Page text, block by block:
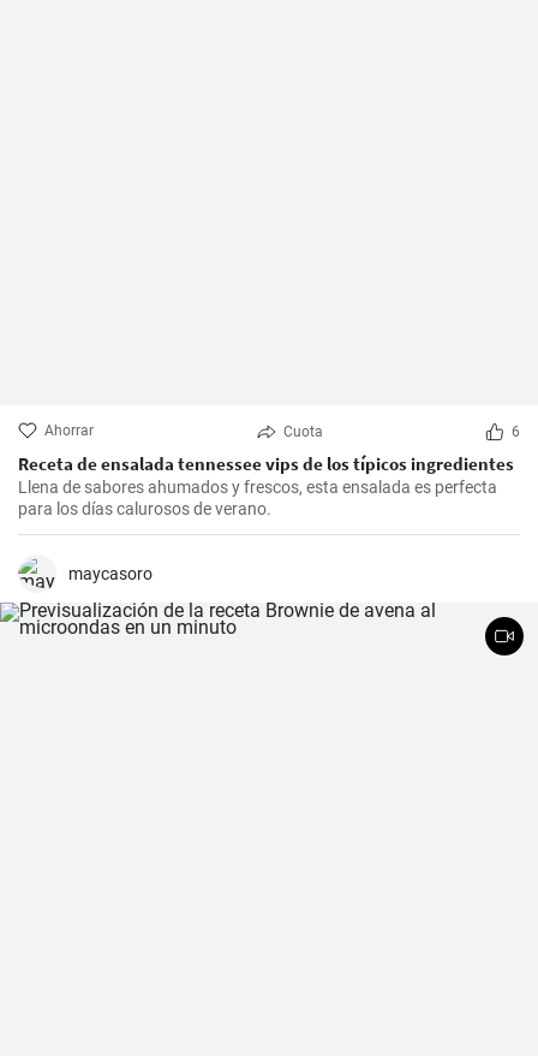
Ahorrar Cuota 6
Receta de ensalada tennessee vips de los típicos ingredientes
Llena de sabores ahumados y frescos, esta ensalada es perfecta
para los días calurosos de verano.
maycasoro